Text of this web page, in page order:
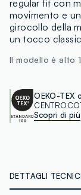
regular fit con
movimento e
girocollo della
un tocco
Il modello è alto
OEKO-TEX
Scopri di più
DETTAGLI TECNICI